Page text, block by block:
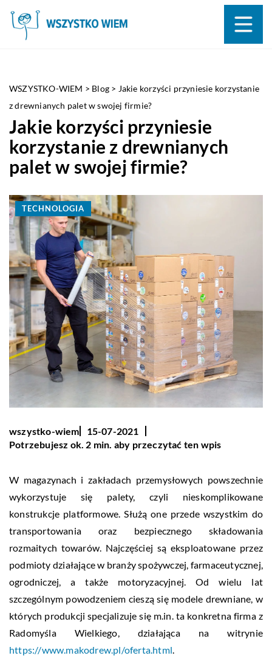
WSZYSTKO-WIEM > Blog > Jakie korzyści przyniesie korzystanie
z drewnianych palet w swojej firmie?
Jakie korzyści przyniesie
korzystanie z drewnianych
palet w swojej firmie?
TECHNOLOGIA
wszystko-wiem
15-07-2021
Potrzebujesz ok. 2 min. aby przeczytać ten wpis
​​W magazynach i zakładach przemysłowych powszechnie
wykorzystuje się palety, czyli nieskomplikowane
konstrukcje platformowe. Służą one przede wszystkim do
transportowania oraz bezpiecznego składowania
rozmaitych towarów. Najczęściej są eksploatowane przez
podmioty działające w branży spożywczej, farmaceutycznej,
ogrodniczej, a także motoryzacyjnej. Od wielu lat
szczególnym powodzeniem cieszą się modele drewniane, w
których produkcji specjalizuje się m.in. ta konkretna firma z
Radomyśla Wielkiego, działająca na witrynie
https://www.makodrew.pl/oferta.html